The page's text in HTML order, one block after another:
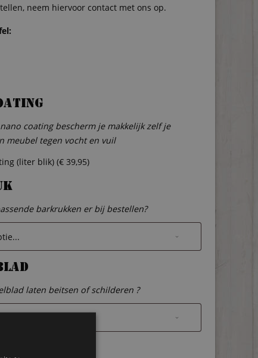
neem hiervoor contact met ons op.
coating bescherm je makkelijk zelf je
meubel tegen vocht en vuil
(liter blik) (€ 39,95)
barkrukken er bij bestellen?
laten beitsen of schilderen ?